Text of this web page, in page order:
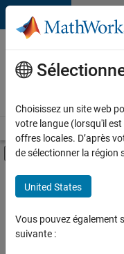
Passer au contenu
Votre
carrière
chez
Accueil Explorer nos
Activer/
Contenu principal
FILTRER PAR
Applications et outils
Infrastructure et
Ingénierie de la qualité
Choisissez un site web
votre langue (lorsqu'il
offres locales. D’après
de sélectionner la région
United States
Vous pouvez également
suivante :